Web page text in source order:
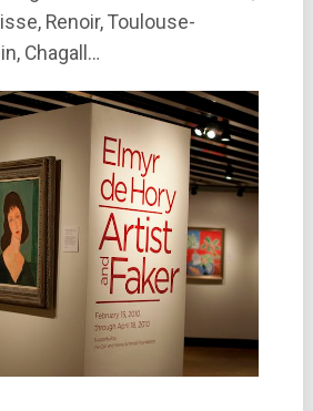
Renoir, Toulouse-
Chagall…